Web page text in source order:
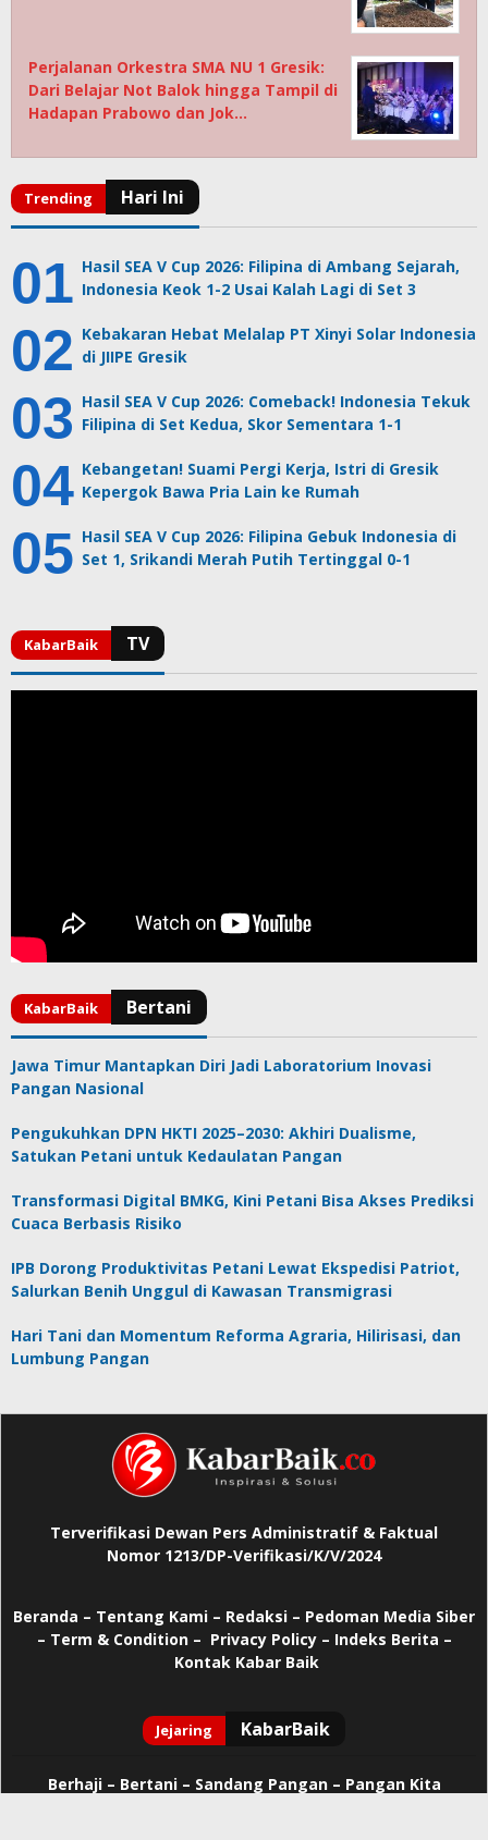
Perjalanan Orkestra SMA NU 1 Gresik:
Dari Belajar Not Balok hingga Tampil di
Hadapan Prabowo dan Jok…
Hasil SEA V Cup 2026: Filipina di Ambang Sejarah,
Indonesia Keok 1-2 Usai Kalah Lagi di Set 3
Kebakaran Hebat Melalap PT Xinyi Solar Indonesia
di JIIPE Gresik
Hasil SEA V Cup 2026: Comeback! Indonesia Tekuk
Filipina di Set Kedua, Skor Sementara 1-1
Kebangetan! Suami Pergi Kerja, Istri di Gresik
Kepergok Bawa Pria Lain ke Rumah
Hasil SEA V Cup 2026: Filipina Gebuk Indonesia di
Set 1, Srikandi Merah Putih Tertinggal 0-1
Jawa Timur Mantapkan Diri Jadi Laboratorium Inovasi
Pangan Nasional
Pengukuhkan DPN HKTI 2025–2030: Akhiri Dualisme,
Satukan Petani untuk Kedaulatan Pangan
Transformasi Digital BMKG, Kini Petani Bisa Akses Prediksi
Cuaca Berbasis Risiko
IPB Dorong Produktivitas Petani Lewat Ekspedisi Patriot,
Salurkan Benih Unggul di Kawasan Transmigrasi
Hari Tani dan Momentum Reforma Agraria, Hilirisasi, dan
Lumbung Pangan
Terverifikasi Dewan Pers Administratif & Faktual
Nomor 1213/DP-Verifikasi/K/V/2024
Beranda – Tentang Kami – Redaksi – Pedoman Media Siber
– Term & Condition – Privacy Policy– Indeks Berita –
Kontak Kabar Baik
Berhaji– Bertani – Sandang Pangan – Pangan Kita